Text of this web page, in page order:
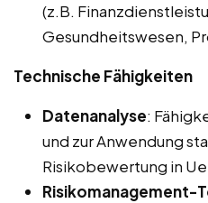
(z.B.
Gesundheitswesen,
Technische Fähigkeiten
Datenanalyse:
und zur Anwendung
Risikobewertung in
Risikomanagement-